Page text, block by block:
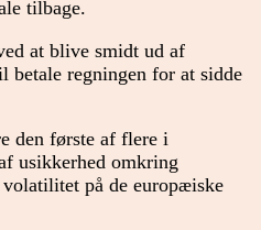
tilbage.
at blive smidt ud af
betale regningen for at sidde
den første af flere i
usikkerhed omkring
på de europæiske